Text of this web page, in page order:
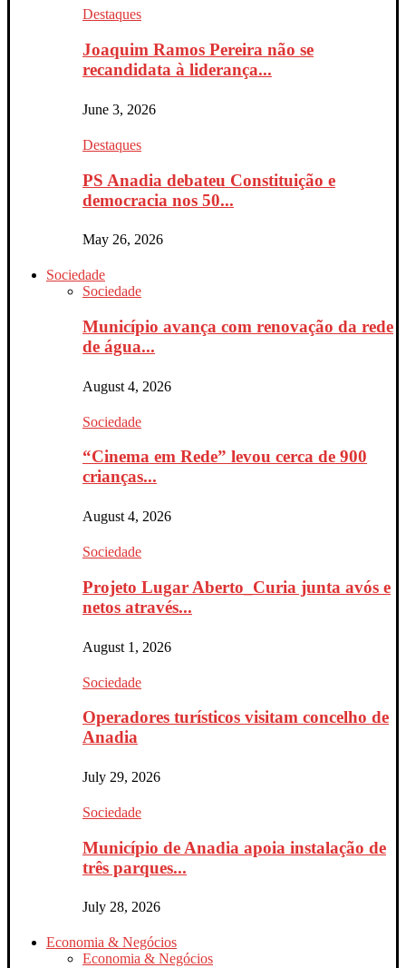
Destaques
Joaquim Ramos Pereira não se
recandidata à liderança...
June 3, 2026
Destaques
PS Anadia debateu Constituição e
democracia nos 50...
May 26, 2026
Sociedade
Sociedade
Município avança com renovação da rede
de água...
August 4, 2026
Sociedade
“Cinema em Rede” levou cerca de 900
crianças...
August 4, 2026
Sociedade
Projeto Lugar Aberto_Curia junta avós e
netos através...
August 1, 2026
Sociedade
Operadores turísticos visitam concelho de
Anadia
July 29, 2026
Sociedade
Município de Anadia apoia instalação de
três parques...
July 28, 2026
Economia & Negócios
Economia & Negócios